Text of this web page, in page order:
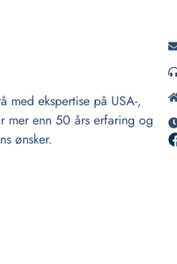
med ekspertise på USA-,
mer enn 50 års erfaring og
ønsker.